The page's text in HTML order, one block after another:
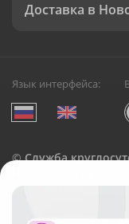
Доставка в
Язык интерфейса:
©Служба
Русский Букет, 2026
Общество с